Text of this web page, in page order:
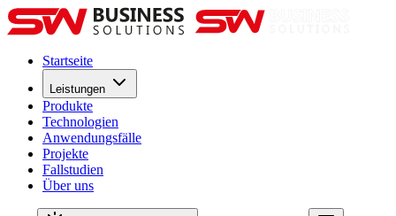
Startseite
Leistungen
Produkte
Technologien
Anwendungsfälle
Projekte
Fallstudien
Über uns